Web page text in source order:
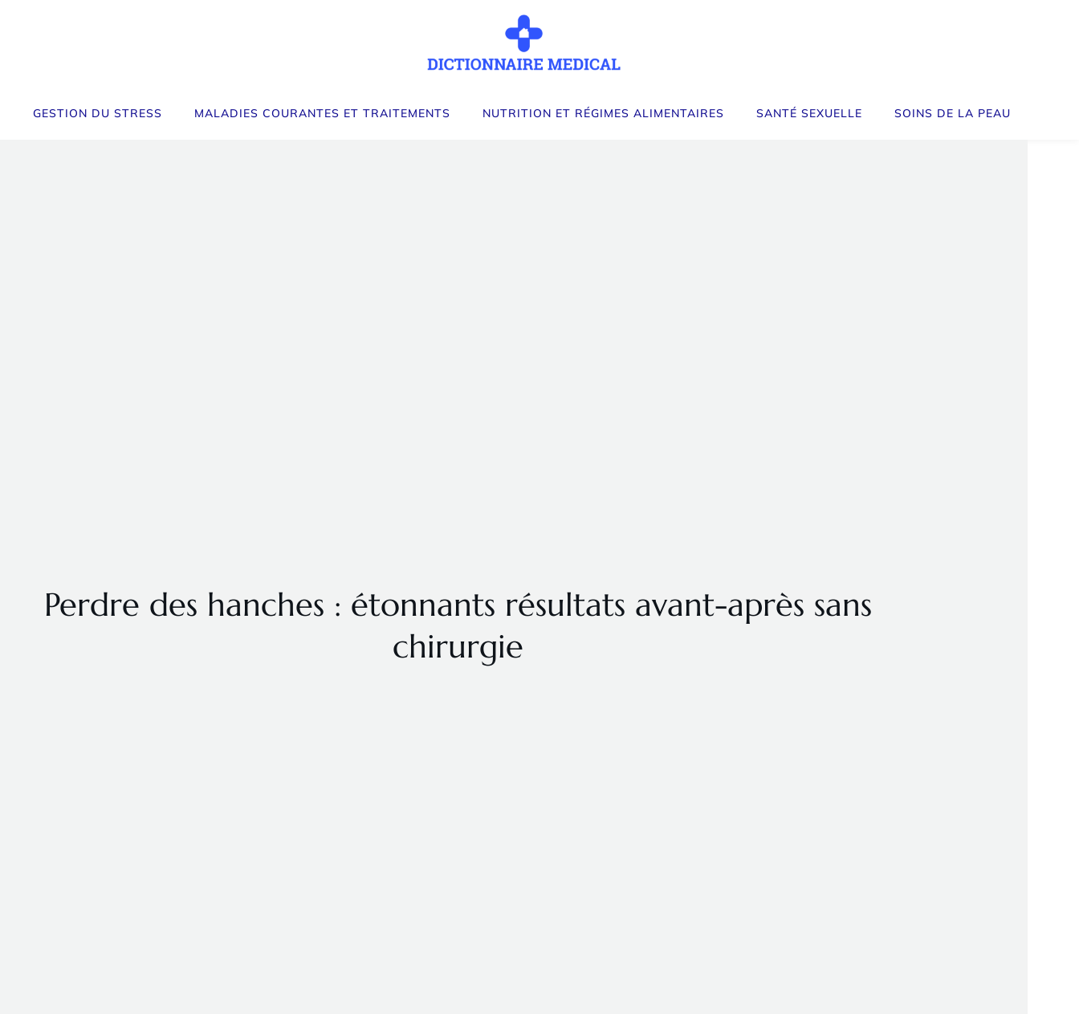
GESTION DU STRESS MALADIES COURANTES ET TRAITEMENTS NUTRITION ET RÉGIMES ALIMENTAIRES SANTÉ SEXUELLE SOINS DE LA PEAU
Perdre des hanches : étonnants résultats avant-après sans
chirurgie